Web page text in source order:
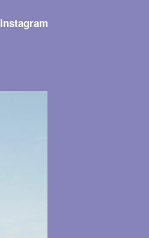
Instagram